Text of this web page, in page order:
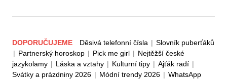
DOPORUČUJEME Děsivá telefonní čísla | Slovník puberťáků
| Partnerský horoskop | Pick me girl | Nejtěžší české
jazykolamy | Láska a vztahy | Kulturní tipy | Ajťák radí |
Svátky a prázdniny 2026 | Módní trendy 2026 | WhatsApp